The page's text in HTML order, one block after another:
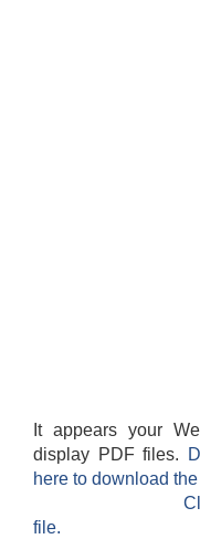
It appears your
display PDF files.
here to download
file.